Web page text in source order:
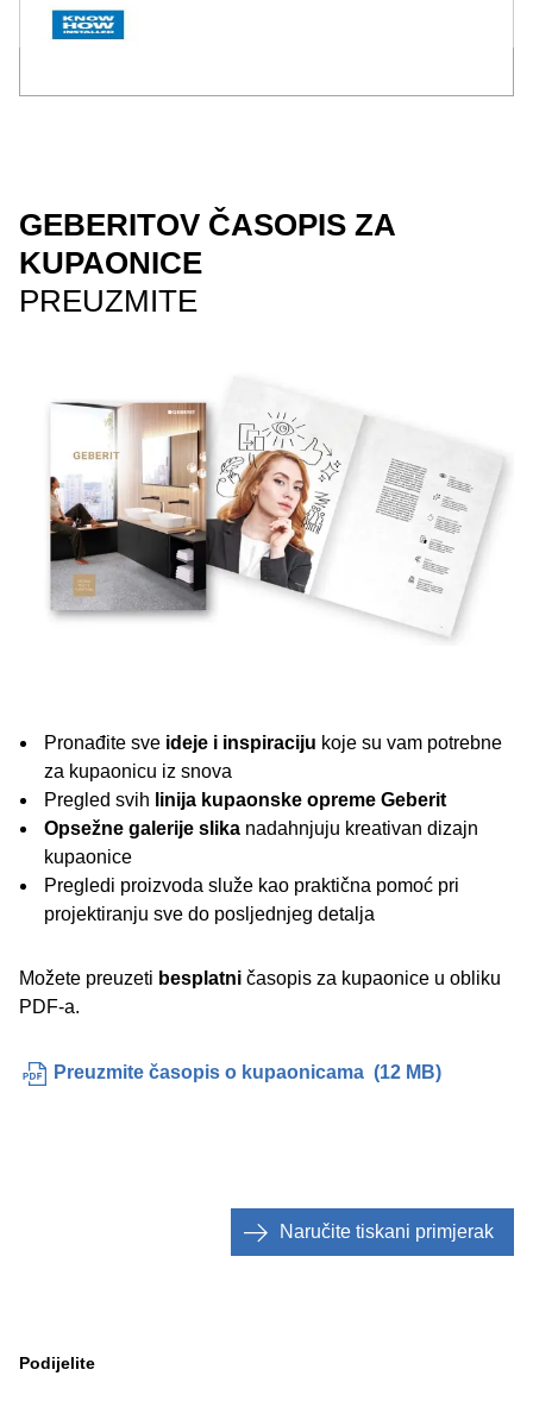
GEBERITOV ČASOPIS ZA
KUPAONICE
PREUZMITE
Pronađite sve ideje i inspiraciju koje su vam potrebne
za kupaonicu iz snova
Pregled svih linija kupaonske opreme Geberit
Opsežne galerije slika nadahnjuju kreativan dizajn
kupaonice
Pregledi proizvoda služe kao praktična pomoć pri
projektiranju sve do posljednjeg detalja
Možete preuzeti besplatni časopis za kupaonice u obliku
PDF-a.
Preuzmite časopis o kupaonicama (12 MB)
Naručite tiskani primjerak
Podijelite